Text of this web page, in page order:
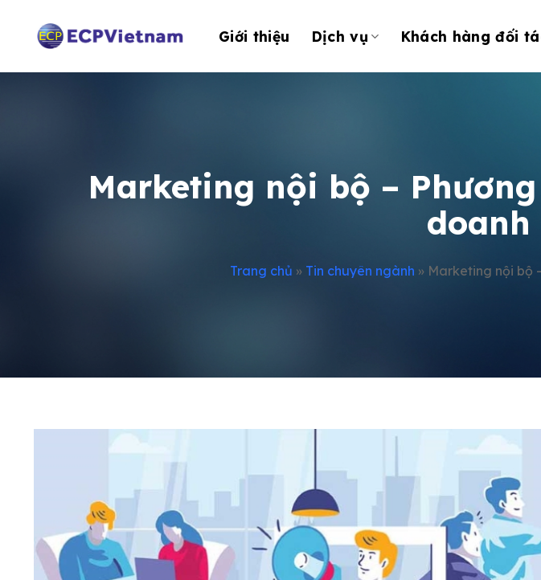
dung
Giới thiệu Dịch vụ Khách hàng đối
Marketing nội bộ –
Trang chủ » Tin chuyên ngành » Marketing nội bộ